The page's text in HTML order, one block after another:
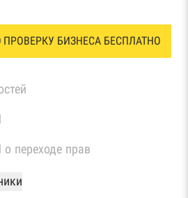
БИЗНЕСА БЕСПЛАТНО
переходе прав